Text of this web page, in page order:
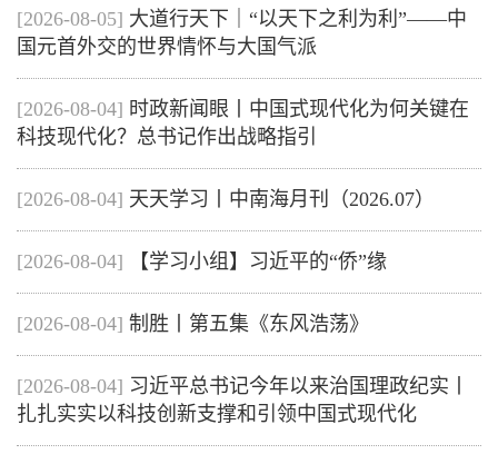
[2026-08-05] 大道行天下｜“以天下之利为利”——中
国元首外交的世界情怀与大国气派
[2026-08-04] 时政新闻眼丨中国式现代化为何关键在
科技现代化？总书记作出战略指引
[2026-08-04] 天天学习丨中南海月刊（2026.07）
[2026-08-04] 【学习小组】习近平的“侨”缘
[2026-08-04] 制胜丨第五集《东风浩荡》
[2026-08-04] 习近平总书记今年以来治国理政纪实丨
扎扎实实以科技创新支撑和引领中国式现代化